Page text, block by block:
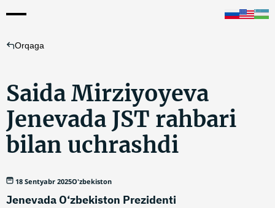
Orqaga
Saida Mirziyoyeva
Jenevada JST rahbari
bilan uchrashdi
18 Sentyabr 2025O'zbekiston
Jenevada O‘zbekiston Prezidenti